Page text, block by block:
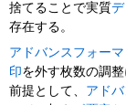
捨てることで実質
存在する。
アドバンス フォーマ
印を外す枚数の調
前提として、 アドバ